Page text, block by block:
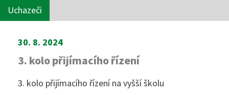
Uchazeči
30. 8. 2024
3. kolo přijímacího řízení
3. kolo přijímacího řízení na vyšší školu